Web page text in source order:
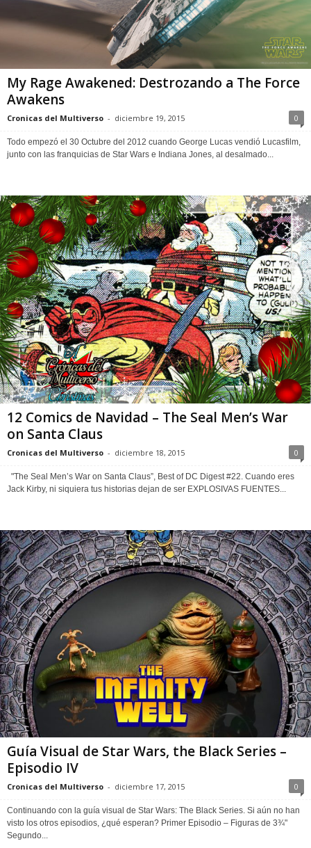
My Rage Awakened: Destrozando a The Force
Awakens
Cronicas del Multiverso - diciembre 19, 2015 0
Todo empezó el 30 Octubre del 2012 cuando George Lucas vendió Lucasfilm,
junto con las franquicias de Star Wars e Indiana Jones, al desalmado...
12 Comics de Navidad – The Seal Men’s War
on Santa Claus
Cronicas del Multiverso - diciembre 18, 2015 0
"The Seal Men’s War on Santa Claus”, Best of DC Digest #22. Cuando eres
Jack Kirby, ni siquiera tus historias dejan de ser EXPLOSIVAS FUENTES...
Guía Visual de Star Wars, the Black Series –
Episodio IV
Cronicas del Multiverso - diciembre 17, 2015 0
Continuando con la guía visual de Star Wars: The Black Series. Si aún no han
visto los otros episodios, ¿qué esperan? Primer Episodio – Figuras de 3¾"
Segundo...